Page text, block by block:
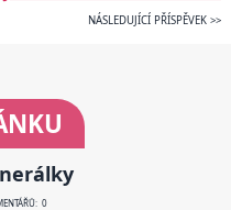
NÁSLEDUJÍCÍ PŘÍSPĚVEK >>
0